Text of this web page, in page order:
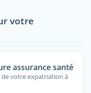
votre
assurance santé
votre expatriation à